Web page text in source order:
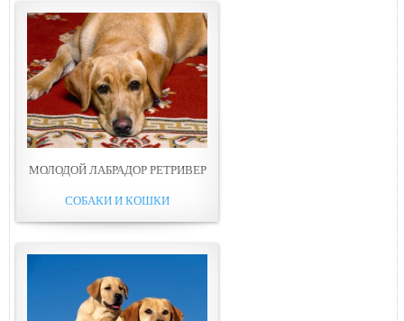
МОЛОДОЙ ЛАБРАДОР РЕТРИВЕР
СОБАКИ И КОШКИ